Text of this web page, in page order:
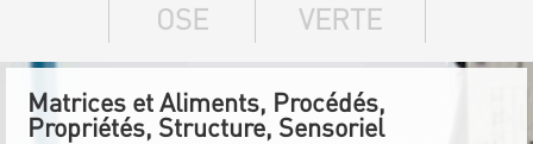
OSE VERTE
Matrices et Aliments, Procédés,
Propriétés, Structure, Sensoriel